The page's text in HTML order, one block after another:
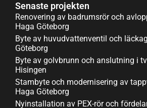
Senaste projekten
Renovering av badrumsrör och
Haga Göteborg
Byte av huvudvattenventil och
Göteborg
Byte av golvbrunn och anslutning i
Hisingen
Stambyte och modernisering av
Haga Göteborg
Nyinstallation av PEX-rör och